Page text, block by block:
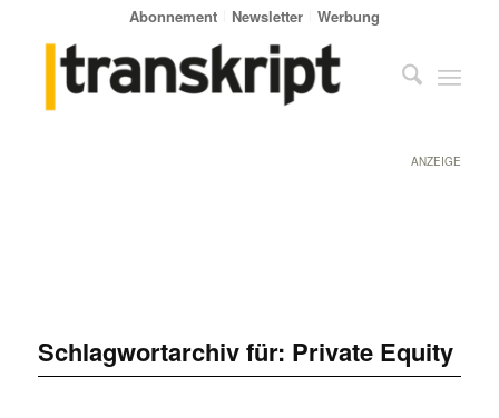
Abonnement Newsletter Werbung
ANZEIGE
Schlagwortarchiv für: Private Equity